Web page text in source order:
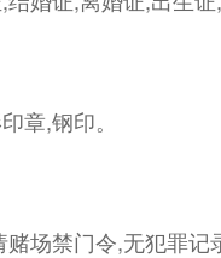
章,钢印。
场禁门令,无犯罪记